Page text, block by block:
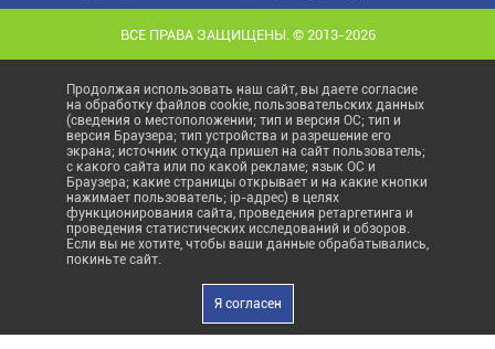
ВСЕ ПРАВА ЗАЩИЩЕНЫ. © 2013-2026
Продолжая использовать наш сайт, вы даете согласие
на обработку файлов cookie, пользовательских данных
(сведения о местоположении; тип и версия ОС; тип и
версия Браузера; тип устройства и разрешение его
экрана; источник откуда пришел на сайт пользователь;
с какого сайта или по какой рекламе; язык ОС и
Браузера; какие страницы открывает и на какие кнопки
нажимает пользователь; ip-адрес) в целях
функционирования сайта, проведения ретаргетинга и
проведения статистических исследований и обзоров.
Если вы не хотите, чтобы ваши данные обрабатывались,
покиньте сайт.
Я согласен